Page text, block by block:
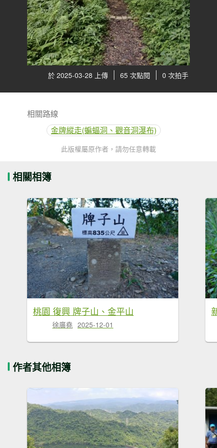
於 2025-03-28 上傳 65 次點閱 0 次拍手
相關路線
金牌縱走(蝙蝠洞、觀音洞瀑布)
此版權屬原作者，請勿任意轉載
相關相簿
桃園 復興 牌子山、金平山
徐廣堯 2025-12-01
作者其他相簿